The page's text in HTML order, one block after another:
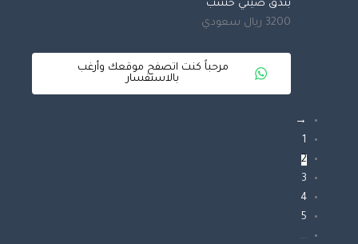
بندق صيني خشب
3200 ريال سعودي
مرحباً كنت اتصفح موقعك وأرغب
بالاستفسار
→
1
2
3
4
5
…